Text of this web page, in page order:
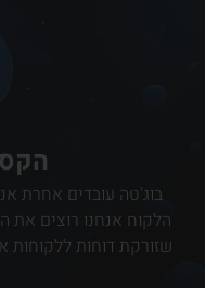
בוג'טה עובדים אחרת
הלקוח אנחנו רוצים את
שזורקת דוחות ללקוחות